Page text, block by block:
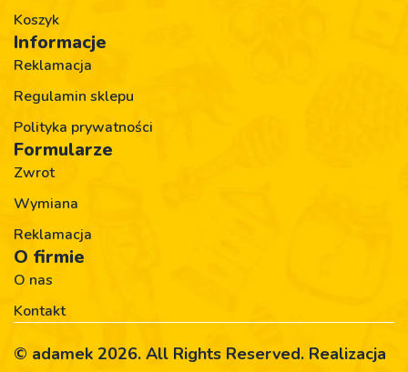
Koszyk
Informacje
Reklamacja
Regulamin sklepu
Polityka prywatności
Formularze
Zwrot
Wymiana
Reklamacja
O firmie
O nas
Kontakt
© adamek 2026. All Rights Reserved. Realizacja